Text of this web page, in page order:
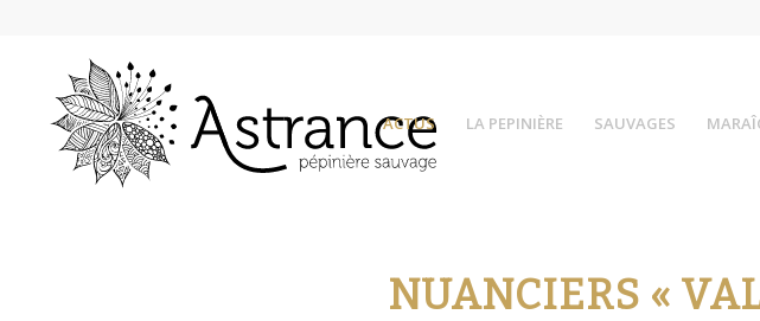
ACTUS LA PEPINIÈRE SAUVAGES
NUANCIERS «